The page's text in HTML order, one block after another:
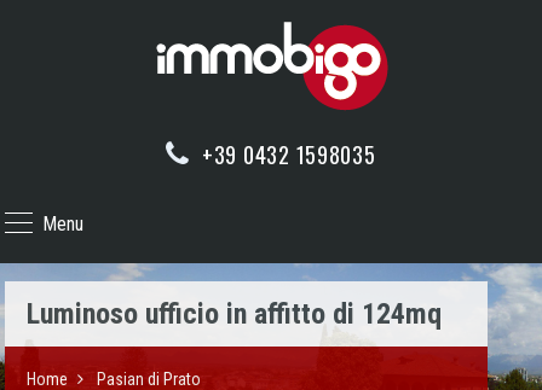
+39 0432 1598035
Menu
Luminoso ufficio in affitto di 124mq
Home Pasian di Prato